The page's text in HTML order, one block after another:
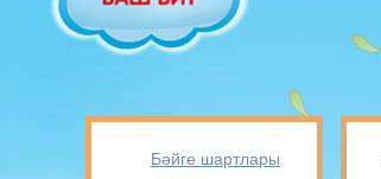
Бәйге шартлары